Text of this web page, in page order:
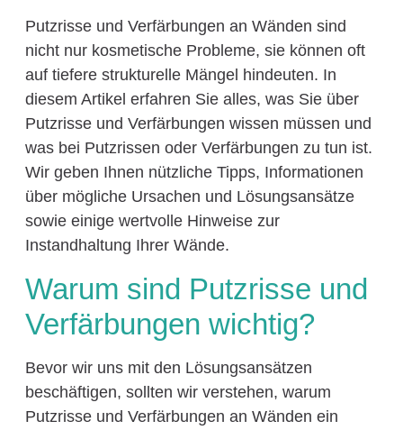
Putzrisse und Verfärbungen an Wänden sind
nicht nur kosmetische Probleme, sie können oft
auf tiefere strukturelle Mängel hindeuten. In
diesem Artikel erfahren Sie alles, was Sie über
Putzrisse und Verfärbungen wissen müssen und
was bei Putzrissen oder Verfärbungen zu tun ist.
Wir geben Ihnen nützliche Tipps, Informationen
über mögliche Ursachen und Lösungsansätze
sowie einige wertvolle Hinweise zur
Instandhaltung Ihrer Wände.
Warum sind Putzrisse und
Verfärbungen wichtig?
Bevor wir uns mit den Lösungsansätzen
beschäftigen, sollten wir verstehen, warum
Putzrisse und Verfärbungen an Wänden ein